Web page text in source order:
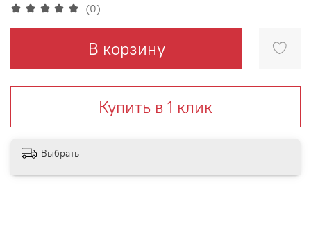
(0)
В корзину
Купить в 1 клик
Выбрать